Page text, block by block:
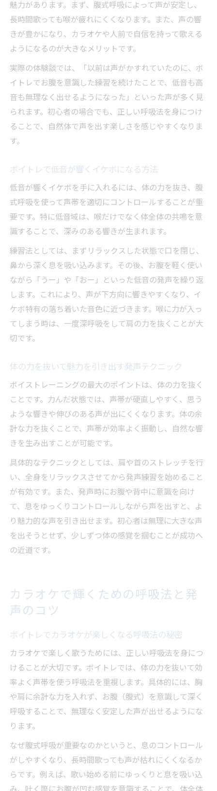
魅力があります。まず、腹式呼吸によって声が安定し、
長時間歌っても喉が疲れにくくなります。また、声の響
きが豊かになり、カラオケや人前で自信を持って歌える
ようになるのが大きなメリットです。
実際の体験談では、「以前は声がかすれていたのに、ボ
イトレでお腹を意識した練習を続けたことで、低音も高
音も無理なく出せるようになった」といった声が多く見
られます。初心者の場合でも、正しい呼吸法を身につけ
ることで、自然体で声を出す楽しさを感じやすくなりま
す。
ボイトレで低音が響くイケボになる方法
低音が響くイケボを手に入れるには、体の力を抜き、腹
式呼吸を使って声帯を適切にコントロールすることが重
要です。特に低音域は、喉だけでなく体全体の共鳴を意
識することで、深みのある響きが生まれます。
練習法としては、まずリラックスした状態で口を閉じ、
鼻から深く息を吸い込みます。その後、お腹を軽く使い
ながら「うー」や「おー」といった低音の発声を繰り返
します。これにより、声が下方向に響きやすくなり、イ
ケボ特有の落ち着いた音色に近づきます。喉に力が入っ
てしまう時は、一度深呼吸をして肩の力を抜くことが大
切です。
体の力を抜いて魅力を引き出す発声テクニック
ボイストレーニングの最大のポイントは、体の力を抜く
ことです。力んだ状態では、声帯が硬直しやすく、思う
ような響きや伸びのある声が出にくくなります。体の余
計な力を抜くことで、声帯が効率よく振動し、自然な響
きを生み出すことが可能です。
具体的なテクニックとしては、肩や首のストレッチを行
い、全身をリラックスさせてから発声練習を始めること
が有効です。また、発声時にお腹や背中に意識を向け
て、息をゆっくりコントロールしながら声を出すと、よ
り魅力的な声を引き出せます。初心者は無理に大きな声
を出そうとせず、少しずつ体の感覚を掴むことが成功へ
の近道です。
カラオケで輝くための呼吸法と発
声のコツ
ボイトレでカラオケが楽しくなる呼吸法の秘密
カラオケで楽しく歌うためには、正しい呼吸法を身につ
けることが大切です。ボイトレでは、体の力を抜いて効
率よく声帯を使う呼吸法を重視します。具体的には、胸
や肩に余計な力を入れず、お腹（腹式）を意識して深く
呼吸することで、無理なく安定した声が出せるようにな
ります。
なぜ腹式呼吸が重要なのかというと、息のコントロール
がしやすくなり、長時間歌っても声が枯れにくくなるか
らです。例えば、歌い始める前にゆっくりと息を吸い込